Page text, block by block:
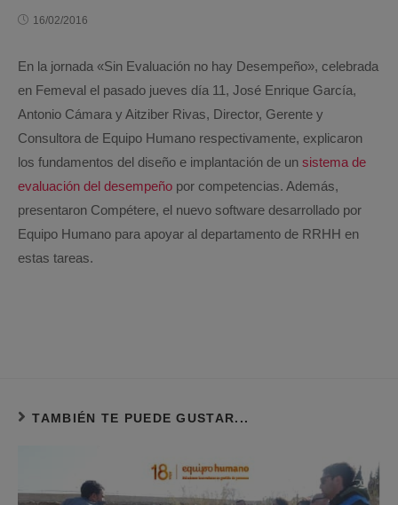
16/02/2016
En la jornada «Sin Evaluación no hay Desempeño», celebrada
en Femeval el pasado jueves día 11, José Enrique García,
Antonio Cámara y Aitziber Rivas, Director, Gerente y
Consultora de Equipo Humano respectivamente, explicaron
los fundamentos del diseño e implantación de un sistema de
evaluación del desempeño por competencias. Además,
presentaron Compétere, el nuevo software desarrollado por
Equipo Humano para apoyar al departamento de RRHH en
estas tareas.
TAMBIÉN TE PUEDE GUSTAR...